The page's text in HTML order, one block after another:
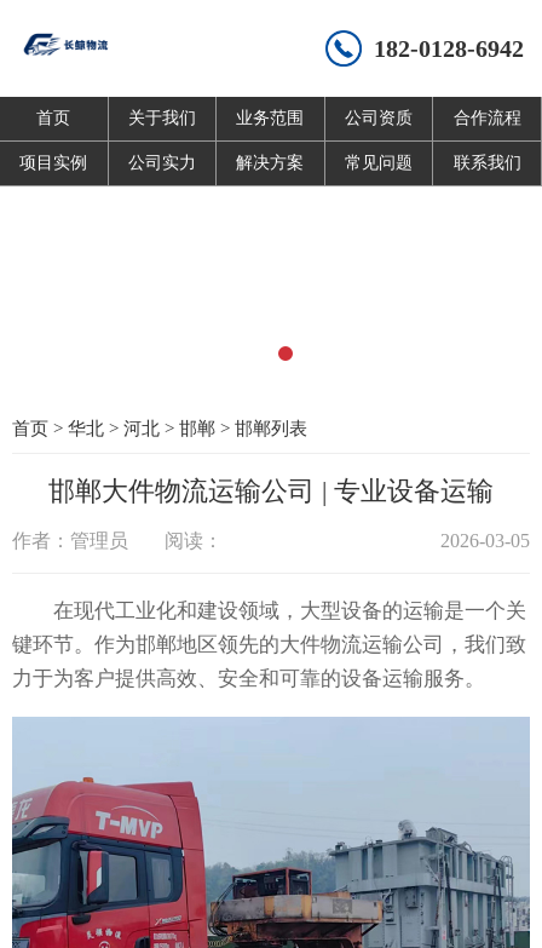
182-0128-6942
首页 关于我们 业务范围 公司资质 合作流程
项目实例 公司实力 解决方案 常见问题 联系我们
首页 > 华北 > 河北 > 邯郸 > 邯郸列表
邯郸大件物流运输公司 | 专业设备运输
作者：管理员 阅读： 2026-03-05
在现代工业化和建设领域，大型设备的运输是一个关
键环节。作为邯郸地区领先的大件物流运输公司，我们致
力于为客户提供高效、安全和可靠的设备运输服务。